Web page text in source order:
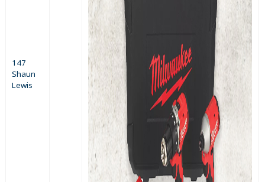
147
Shaun
Lewis